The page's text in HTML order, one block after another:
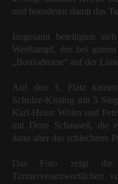
und beendeten damit das
Insgesamt beteiligten
Wettkampf, der bei
„Boulodrome“ auf der
Auf den 3. Platz
Schulze-Kissing mit 3
Karl-Heinz Wölm und
mit Doro Schauseil, die
dann aber das schlechtere
Das Foto zeigt die
Turnierverantwortlichen